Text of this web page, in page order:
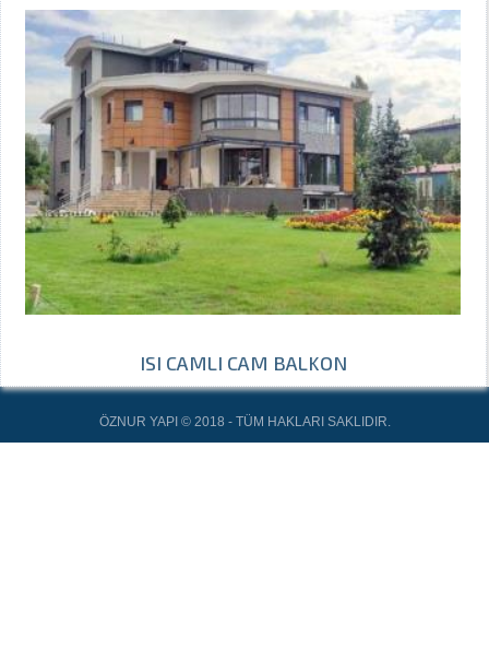
ISI CAMLI CAM BALKON
ÖZNUR YAPI © 2018 - TÜM HAKLARI SAKLIDIR.